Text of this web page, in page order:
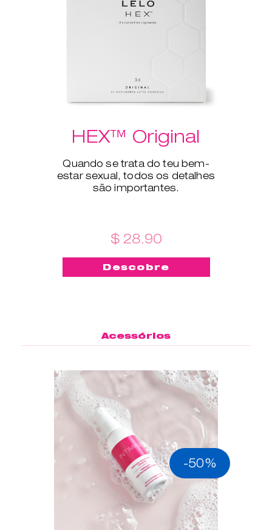
HEX™ Original
Quando se trata do teu bem-
estar sexual, todos os detalhes
são importantes.
$ 28.90
Descobre
Acessórios
-50%